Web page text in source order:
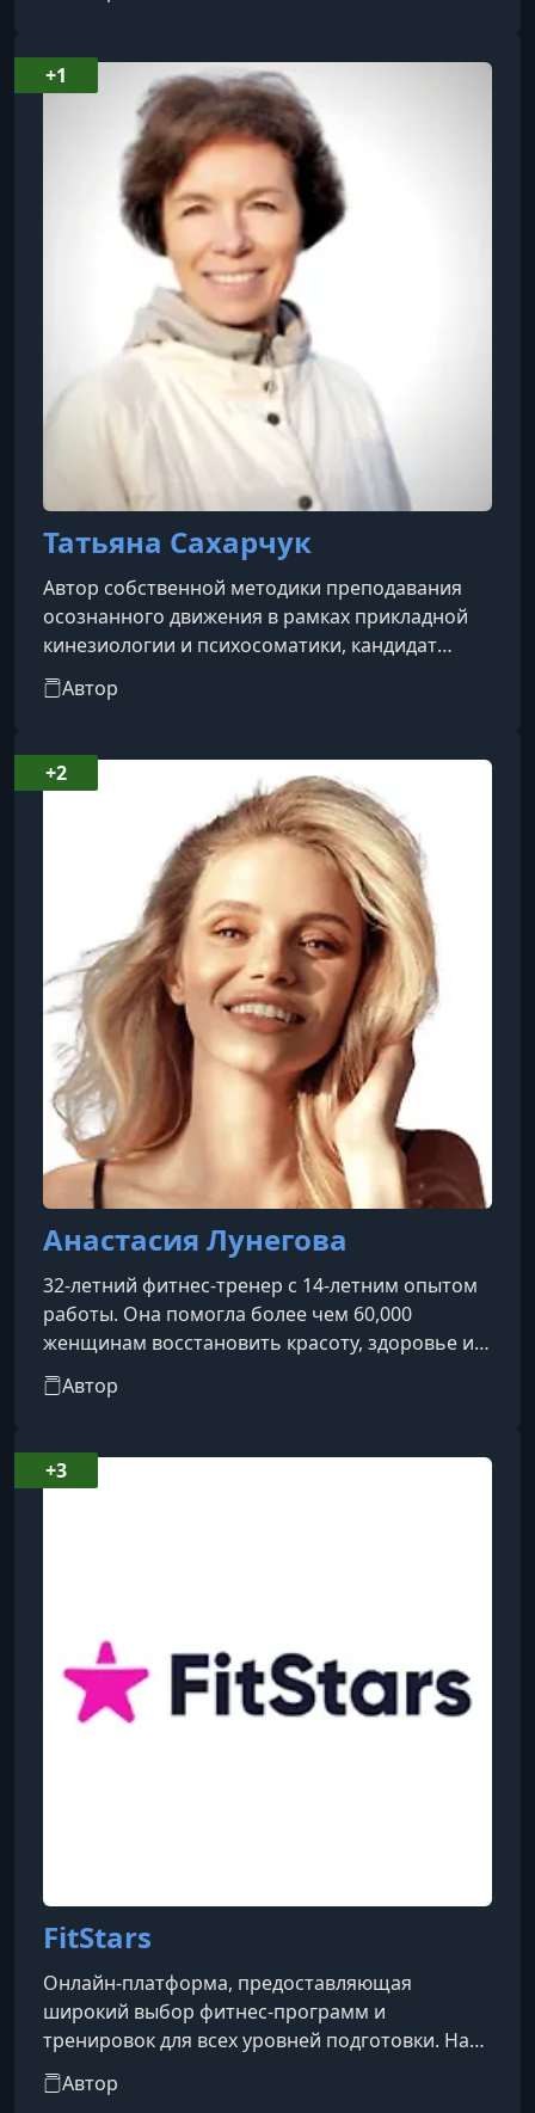
анатомическое воплощение и педагогические
навыки для улучшения осознания тела и
эффективности движений.Франклин получил
степень бакалавра наук в Университете
Цюриха и степень бакалавра изящных
искусств в Шко
Татьяна Сахарчук
Автор собственной методики преподавания
осознанного движения в рамках прикладной
кинезиологии и психосоматики, кандидат
педагогических наук. Интерес к восточным
практикам зародился в студенческие годы, что
тайдзицюань, результатом которого стала
написанная диссертация.В 2008 году
познакомилась с практикой В.С. Бойко, где
получила важные ответы касательно
осознанности и терапевтического эффекта
йоги. С 2011 года нач
Автор
+1
Анастасия Лунегова
32-летний фитнес-тренер с 14-летним опытом
работы. Она помогла более чем 60,000
женщинам восстановить красоту, здоровье и
уверенность в своем теле, используя
неизнурительные методы тренировок. Её
глубоких, так и поверхностных мышц,
формирование женственных форм и
Автор
+2
FitStars
Онлайн-платформа, предоставляющая
широкий выбор фитнес-программ и
тренировок для всех уровней подготовки. На
сайте вы найдете разнообразные курсы по
йоге, пилатесу, кардио и силовым
Автор
+3